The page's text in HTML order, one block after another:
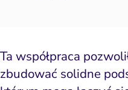
Ta współpraca
zbudować solidne